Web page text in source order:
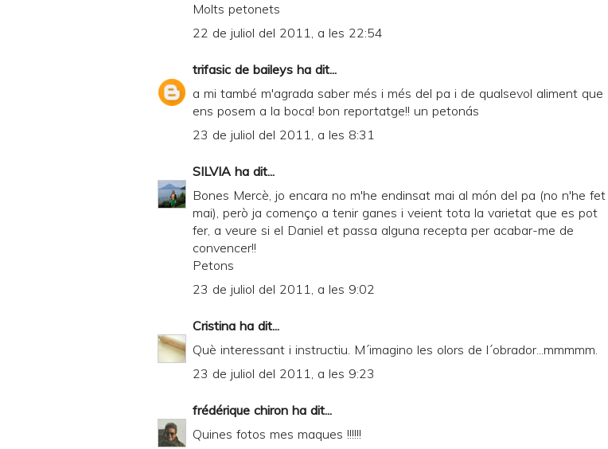
n
D
F
Molts petonets
22 de juliol del 2011, a les 22:54
trifasic de baileys ha dit...
a mi també m'agrada saber més i més del pa i de qualsevol aliment que
ens posem a la boca! bon reportatge!! un petonás
23 de juliol del 2011, a les 8:31
SILVIA ha dit...
Bones Mercè, jo encara no m'he endinsat mai al món del pa (no n'he fet
mai), però ja començo a tenir ganes i veient tota la varietat que es pot
fer, a veure si el Daniel et passa alguna recepta per acabar-me de
convencer!!
Petons
23 de juliol del 2011, a les 9:02
Cristina ha dit...
Què interessant i instructiu. M´imagino les olors de l´obrador...mmmmm.
23 de juliol del 2011, a les 9:23
frédérique chiron ha dit...
Quines fotos mes maques !!!!!!